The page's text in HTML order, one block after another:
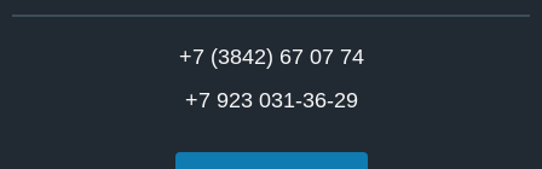
+7 (3842) 67 07 74
+7 923 031-36-29